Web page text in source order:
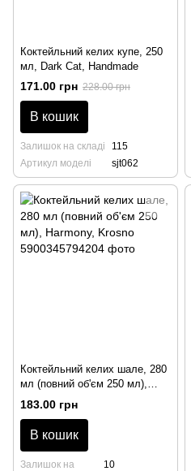
Коктейльний келих купе, 250
мл, Dark Cat, Handmade
171.00 грн 228.00 грн
В кошик
Залишок на складі
115
Артикул моделі
sjt062
Коктейльний келих шале, 280
мл (повний об'єм 250 мл),
Harmony, Krosno
183.00 грн
В кошик
Залишок на
10